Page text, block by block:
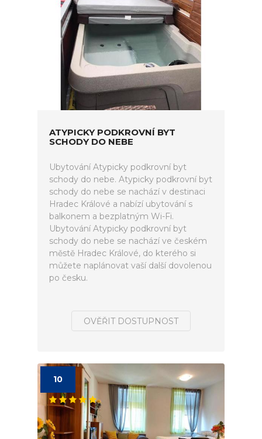
ATYPICKY PODKROVNÍ BYT
SCHODY DO NEBE
Ubytování Atypicky podkrovní byt
schody do nebe. Atypicky podkrovní byt
schody do nebe se nachází v destinaci
Hradec Králové a nabízí ubytování s
balkonem a bezplatným Wi-Fi.
Ubytování Atypicky podkrovní byt
schody do nebe se nachází ve českém
městě Hradec Králové, do kterého si
můžete naplánovat vaší další dovolenou
po česku.
OVĚŘIT DOSTUPNOST
10